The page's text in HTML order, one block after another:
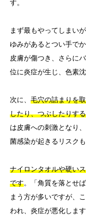
す。
まず最もやってしまいが
ゆみがあるとつい手で
皮膚が傷つき、さらに
位に炎症が生じ、色素
次に、 毛穴の詰まりを
したり、つぶしたりす
は皮膚への刺激となり
菌感染が起きるリスクも
ナイロンタオルや硬い
です。「角質を落とせ
まう方が多いですが、
われ、炎症が悪化しま